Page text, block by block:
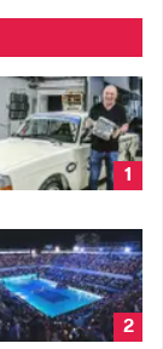
1
2